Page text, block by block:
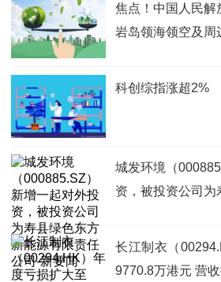
焦点！中国人民解
岩岛领海领空及周
科创综指涨超2%
城发环境（
资，被投资公司
长江制衣（
9770.8万港元 营